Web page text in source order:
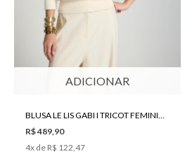
ADICIONAR
BLUSA LE LIS GABI I TRICOT FEMININA
R$ 489,90
4x de R$ 122,47